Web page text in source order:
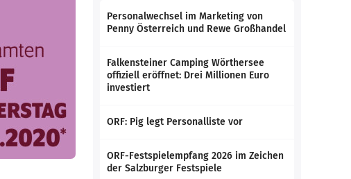
Personalwechsel im Marketing von
Penny Österreich und Rewe Großhandel
Falkensteiner Camping Wörthersee
offiziell eröffnet: Drei Millionen Euro
investiert
ORF: Pig legt Personalliste vor
ORF-Festspielempfang 2026 im Zeichen
der Salzburger Festspiele